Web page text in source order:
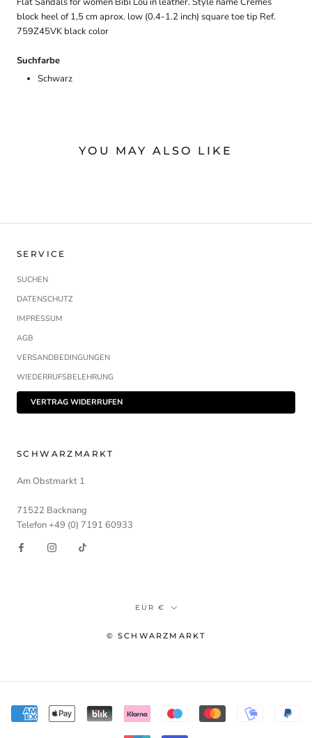
block heel of 1,5 cm aprox. low (0.4-1.2 inch) square toe tip Ref.
759Z45VK black color
Suchfarbe
Schwarz
YOU MAY ALSO LIKE
SERVICE
SUCHEN
DATENSCHUTZ
IMPRESSUM
AGB
VERSANDBEDINGUNGEN
WIEDERRUFSBELEHRUNG
VERTRAG WIDERRUFEN
SCHWARZMARKT
Am Obstmarkt 1
71522 Backnang
Telefon +49 (0) 7191 60933
Währung
EUR €
© SCHWARZMARKT